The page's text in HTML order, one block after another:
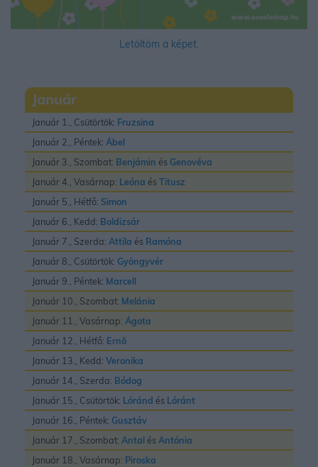
Letöltöm a képet.
Január
Január 1., Csütörtök: Fruzsina
Január 2., Péntek: Ábel
Január 3., Szombat: Benjámin és Genovéva
Január 4., Vasárnap: Leóna ésTitusz
Január 5., Hétfő: Simon
Január 6., Kedd: Boldizsár
Január 7., Szerda: Attila és Ramóna
Január 8., Csütörtök: Gyöngyvér
Január 9., Péntek: Marcell
Január 10., Szombat: Melánia
Január 11., Vasárnap: Ágota
Január 12., Hétfő: Ernõ
Január 13., Kedd: Veronika
Január 14., Szerda: Bódog
Január 15., Csütörtök: Lóránd és Lóránt
Január 16., Péntek: Gusztáv
Január 17., Szombat: Antal ésAntónia
Január 18., Vasárnap: Piroska